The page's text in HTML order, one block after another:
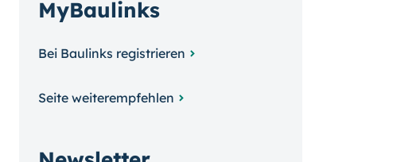
MyBaulinks
Bei Baulinks registrieren
Seite weiterempfehlen